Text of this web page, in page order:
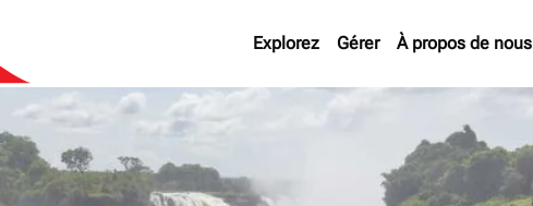
Explorez Gérer À propos de nous